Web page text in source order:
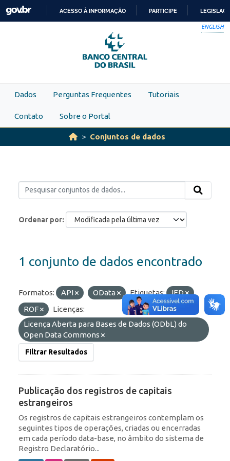
Skip to main content
PARA
O
CONTEÚDO
ACESSO À INFORMAÇÃO PARTICIPE
ENGLISH
Dados Perguntas Frequentes Tutoriais
Contato Sobre o Portal
Conjuntos de dados
Ordenar por
1 conjunto de dados encontrado
Formatos: API OData Etiquetas:
IED
ROF
Licenças:
Licença Aberta para Bases de Dados (ODbL) do
Open Data Commons
Filtrar Resultados
Publicação dos registros de capitais
estrangeiros
Os registros de capitais estrangeiros contemplam os
seguintes tipos de operações, criadas ou encerradas
em cada período data-base, no âmbito do sistema de
Registro Declaratório...